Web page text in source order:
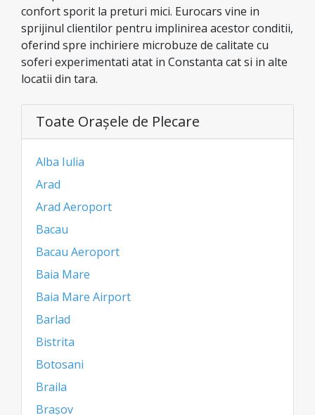
confort sporit la preturi mici. Eurocars vine in
sprijinul clientilor pentru implinirea acestor conditii,
oferind spre inchiriere microbuze de calitate cu
soferi experimentati atat in Constanta cat si in alte
locatii din tara.
Toate Oraşele de Plecare
Alba Iulia
Arad
Arad Aeroport
Bacau
Bacau Aeroport
Baia Mare
Baia Mare Airport
Barlad
Bistrita
Botosani
Braila
Brașov